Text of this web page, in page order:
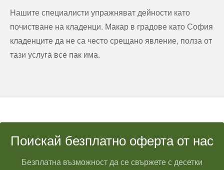
Нашите специалисти упражняват дейности като
почистване на кладенци. Макар в градове като София
кладенците да не са често срещано явление, полза от
тази услуга все пак има.
Поискай безплатно оферта от нас
Безплатна възможност да се свържете с десетки